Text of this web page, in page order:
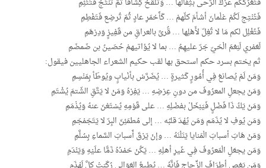
فَتُنْتِج لَكُمْ غلْمانَ أشأمَ كلّهمْ … كَأَحْمَرِ عادٍ ثُمّ تُرضِع فَتَفْطِمِ
فَتُغْلِل لكم مَا لا تُغِلّ لأَهْلِها … قُرىً بالعراقِ من قَفِيزٍ وَدِرْهَمِ
لَعَمْري لَنِعْمَ الْحَيّ جَرّ عليهِمُ … بما لا يُؤاتيهمْ حُصَينُ بن ضَمضَمِ
ثم يختم بسرد حكم استحق بها لقب حكيم الشعراء الجاهليين فيقول:
وَمَنْ لَمْ يُصانعْ فِي أُمُورٍ كَثيرةٍ … يُضَرَّسْ بأنْيابٍ ويُوطَأ بِمَنْسِمِ
وَمَنْ يجعلِ المعرُوفَ من دونِ عِرْضِهِ … يَفِرْهُ وَمَنْ لا يَتَّقِ الشّتمَ يُشْتَمِ
وَمَنْ يَكُ ذَا فَضْلٍ فَيَبْخَلْ بفضْلِهِ … على قَوْمِهِ يُسْتَغنَ عنهُ وَيُذْمَمِ
وَمَن يُوفِ لا يُذَمَم وَمَن يُهْدَ قلبُه … إلى مُطمَئِنّ البِرّ لا يَتَجَمْجَمِ
وَمَنْ هَابَ أسبابَ الْمَنايا يَنَلْنَهُ … وإنْ يَرْقَ أَسبابَ السَّماءِ بِسُلَّمِ
وَمَن يجعَلِ الْمَعرُوفَ فِي غَيرِ أهلِهِ … يَكُنْ حَمْدُهُ ذَمًّا علَيْهِ وَيَنْدَمِ